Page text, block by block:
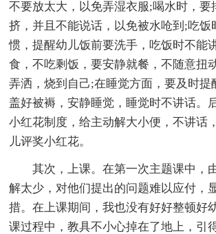
不要放太大，以免弄湿衣服;喝水时，要
挤，并且不能说话，以免被水呛到;吃饭
惯，提醒幼儿饭前要洗手，吃饭时不能
食，不吃剩饭，要安静就餐，不随意扭
弄洒，烧到自己;在睡觉方面，要及时提
盖好被褥，安静睡觉，睡觉时不讲话。
小红花制度，给主动解大小便，不讲话
儿评奖小红花。
其次，上课。在第一次主题课中，
解太少，对他们提出的问题难以应付，
措。在上课期间，我也没有好好整顿好
课过程中，教具不小心掉在了地上，引